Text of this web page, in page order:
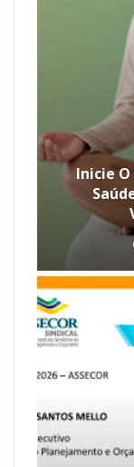
Inicie O